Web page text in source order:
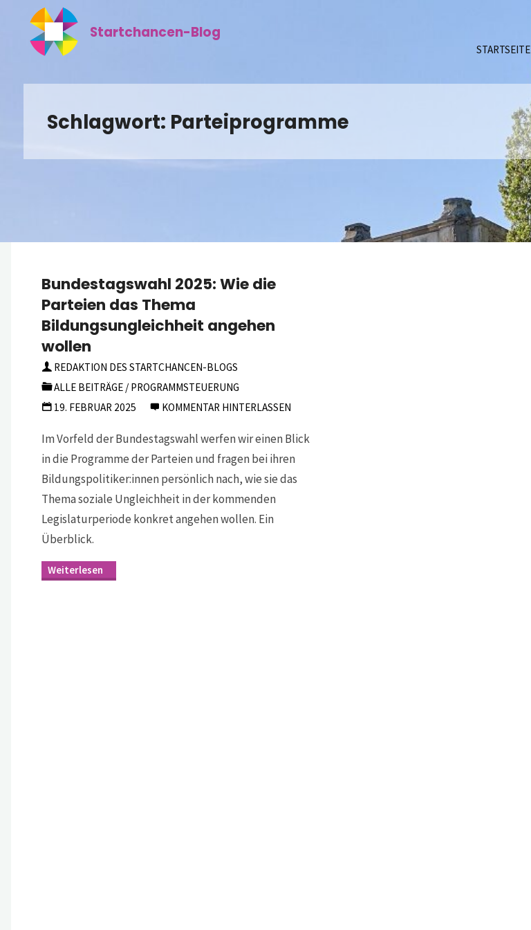
springen
Startchancen-Blog
STARTSEITE
Schlagwort: Parteiprogramme
Bundestagswahl 2025: Wie die
Parteien das Thema
Bildungsungleichheit angehen
wollen
REDAKTION DES STARTCHANCEN-BLOGS
ALLE BEITRÄGE / PROGRAMMSTEUERUNG
19. FEBRUAR 2025
KOMMENTAR HINTERLASSEN
Im Vorfeld der Bundestagswahl werfen wir einen Blick
in die Programme der Parteien und fragen bei ihren
Bildungspolitiker:innen persönlich nach, wie sie das
Thema soziale Ungleichheit in der kommenden
Legislaturperiode konkret angehen wollen. Ein
Überblick.
2025: